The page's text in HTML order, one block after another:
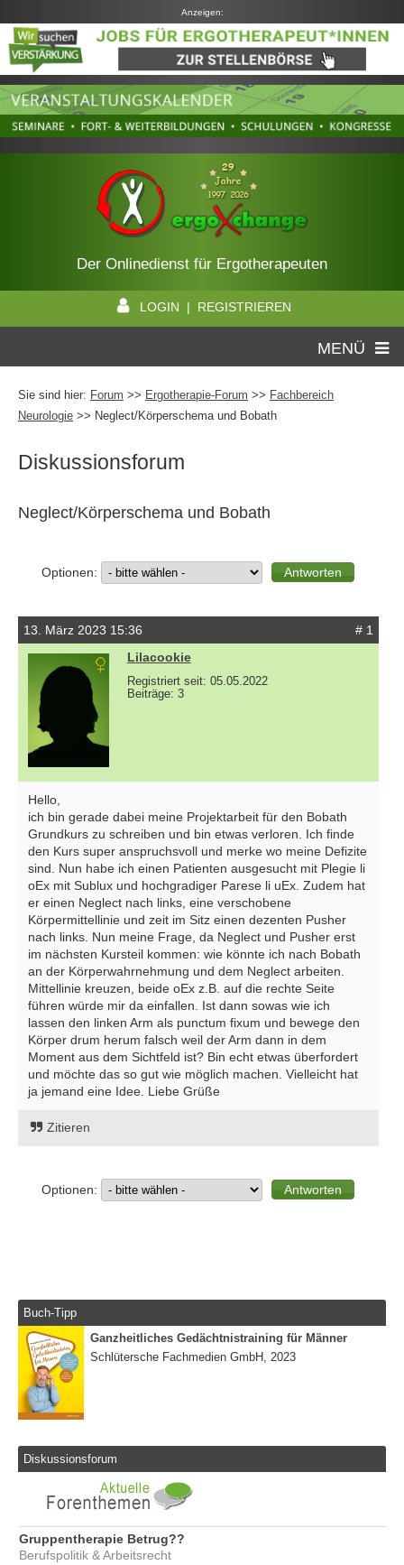
Anzeigen:
Der Onlinedienst für Ergotherapeuten
LOGIN | REGISTRIEREN
MENÜ
Sie sind hier: Forum >> Ergotherapie-Forum >> Fachbereich
Neurologie >> Neglect/Körperschema und Bobath
Diskussionsforum
Neglect/Körperschema und Bobath
Optionen:
13. März 2023 15:36
# 1
Lilacookie
Registriert seit: 05.05.2022
Beiträge: 3
Hello,
ich bin gerade dabei meine Projektarbeit für den Bobath
Grundkurs zu schreiben und bin etwas verloren. Ich finde
den Kurs super anspruchsvoll und merke wo meine Defizite
sind. Nun habe ich einen Patienten ausgesucht mit Plegie li
oEx mit Sublux und hochgradiger Parese li uEx. Zudem hat
er einen Neglect nach links, eine verschobene
Körpermittellinie und zeit im Sitz einen dezenten Pusher
nach links. Nun meine Frage, da Neglect und Pusher erst
im nächsten Kursteil kommen: wie könnte ich nach Bobath
an der Körperwahrnehmung und dem Neglect arbeiten.
Mittellinie kreuzen, beide oEx z.B. auf die rechte Seite
führen würde mir da einfallen. Ist dann sowas wie ich
lassen den linken Arm als punctum fixum und bewege den
Körper drum herum falsch weil der Arm dann in dem
Moment aus dem Sichtfeld ist? Bin echt etwas überfordert
und möchte das so gut wie möglich machen. Vielleicht hat
ja jemand eine Idee. Liebe Grüße
Zitieren
Optionen:
Buch-Tipp
Ganzheitliches Gedächtnistraining für Männer
Schlütersche Fachmedien GmbH, 2023
Diskussionsforum
Gruppentherapie Betrug??
Berufspolitik & Arbeitsrecht